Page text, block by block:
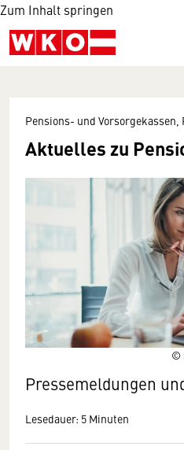
Zum Inhalt springen
©
Pensions- und Vorsorgekassen,
Aktuelles zu
Pressemeldungen
Lesedauer: 5 Minuten